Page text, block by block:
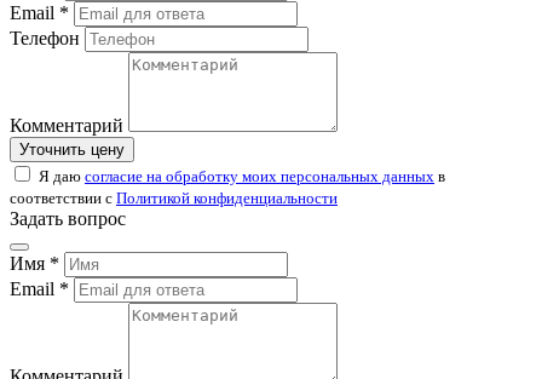
Email *
Телефон
Комментарий
Уточнить цену
Я даю согласие на обработку моих персональных данных в
соответствии с Политикой конфиденциальности
Задать вопрос
Имя *
Email *